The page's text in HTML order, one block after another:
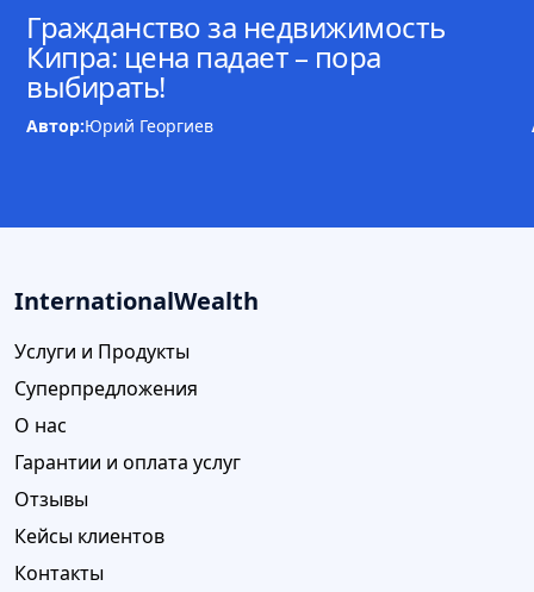
Гражданство за недвижимость
Кипра: цена падает – пора
выбирать!
Автор:Юрий Георгиев
InternationalWealth
Услуги и Продукты
Суперпредложения
О нас
Гарантии и оплата услуг
Отзывы
Кейсы клиентов
Контакты